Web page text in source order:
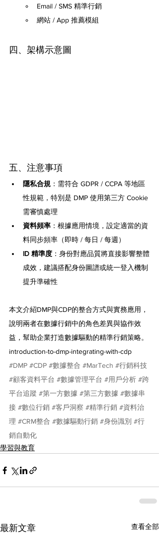
Email / SMS 精準行銷
網站 / App 推薦模組
四、架構示意圖
五、注意事項
隱私合規 ：需符合 GDPR / CCPA 等地區
性規範，特別是 DMP 使用第三方 Cookie
需審慎處理
資料頻率 ：根據應用情境，設定適當的資
料同步頻率（即時 / 每日 / 每週）
ID 精準度 ：身份對應品質將直接影響整體
成效，建議搭配身份圖譜或統一登入機制
提升準確性
本文介紹DMP與CDP的整合方式與實務應用，
說明兩者在數據行銷中的角色差異與協作效
益，幫助企業打造數據驅動的精準行銷策略。
introduction-to-dmp-integrating-with-cdp
#DMP #CDP #數據整合 #MarTech #行銷科技
#顧客資料平台 #數據管理平台 #用戶分析 #跨
平台追蹤 #第一方數據 #第三方數據 #數據串
接 #數位行銷 #客戶洞察 #精準行銷 #資料治
理 #CRM整合 #數據驅動行銷 #身份識別 #行
銷自動化
學習與教育
最新文章 查看全部